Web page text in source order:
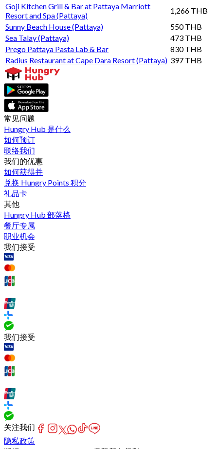
Goji Kitchen Grill & Bar at Pattaya Marriott
Resort and Spa (Pattaya)
1,266 THB
Sunny Beach House (Pattaya)
550 THB
Sea Talay (Pattaya)
473 THB
Prego Pattaya Pasta Lab & Bar
830 THB
Radius Restaurant at Cape Dara Resort (Pattaya) 397 THB
常见问题
Hungry Hub 是什么
如何预订
联络我们
我们的优惠
如何获得并
兑换 Hungry Points 积分
礼品卡
其他
Hungry Hub 部落格
餐厅专属
职业机会
我们接受
我们接受
关注我们
隐私政策